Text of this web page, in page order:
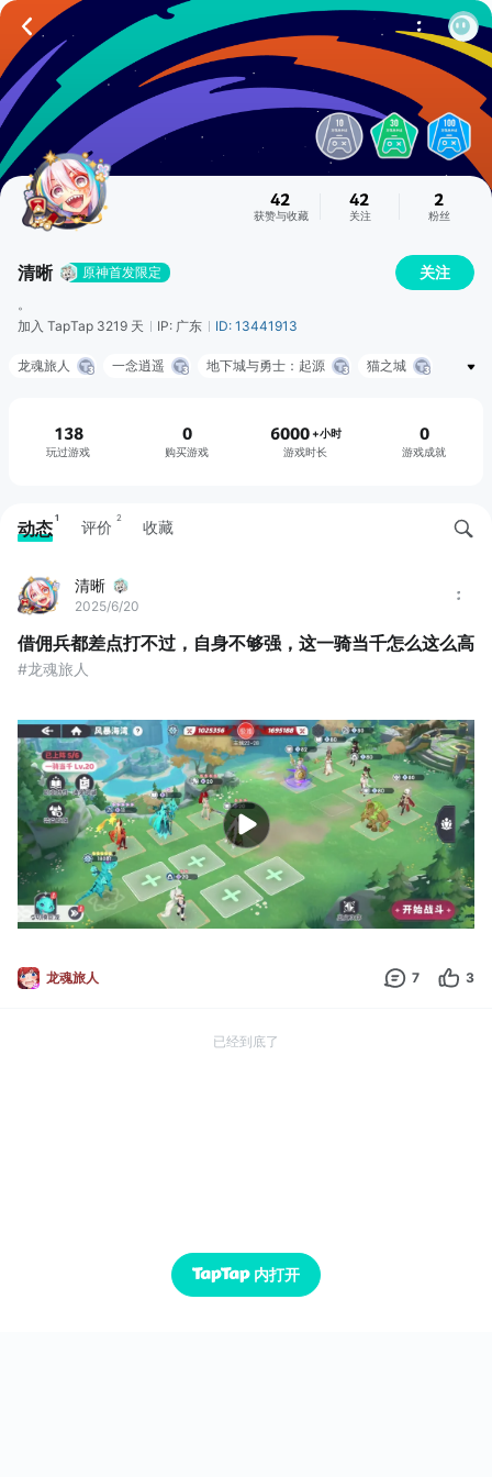
42
获赞与收藏
42
关注
2
粉丝
清晰 原神首发限定 关注
。
加入 TapTap 3219 天
IP: 广东 ID: 13441913
龙魂旅人 一念逍遥 地下城与勇士：起源
猫之城
黎明觉醒：生机
蔚蓝档案
138
玩过游戏
0
购买游戏
6000 +小时
游戏时长
0
游戏成就
动态 1 评价 2 收藏
清晰
2025/6/20
借佣兵都差点打不过，自身不够强，这一骑当千怎么这么高
#龙魂旅人
龙魂旅人 7 3
已经到底了
内打开